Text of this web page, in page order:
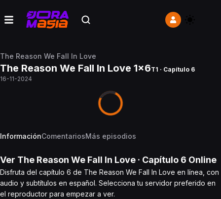
The Reason We Fall In Love
The Reason We Fall In Love 1x6T1 · Capítulo 6
16-11-2024
InformaciónComentariosMás episodios
Ver The Reason We Fall In Love · Capítulo 6 Online
Disfruta del capítulo 6 de The Reason We Fall In Love en línea, con
audio y subtítulos en español. Selecciona tu servidor preferido en
el reproductor para empezar a ver.